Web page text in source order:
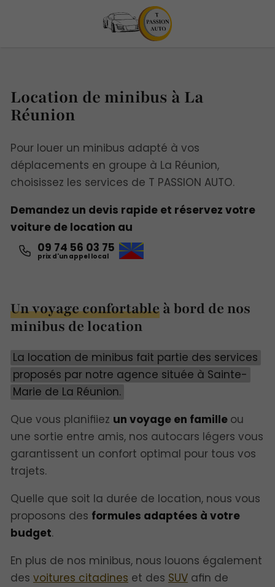
Location de minibus à La
Réunion
Pour louer un minibus adapté à vos
déplacements en groupe à La Réunion,
choisissez les services de T PASSION AUTO.
Demandez un devis rapide et réservez votre
voiture de location au
09 74 56 03 75
Un voyage confortableà bord de nos
minibus de location
La location de minibus fait partie des services
proposés par notre agence située à Sainte-
Marie de La Réunion.
Que vous planifiiez un voyage en famille ou
une sortie entre amis, nos autocars légers vous
garantissent un confort optimal pour tous vos
trajets.
Quelle que soit la durée de location, nous vous
proposons des formules adaptées à votre
budget.
En plus de nos minibus, nous louons également
des voitures citadines et des SUV afin de